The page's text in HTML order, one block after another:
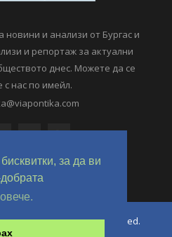
за да ви
новини и анализи от Бургас и
и репортаж за актуални
днес. Можете да се
с нас по имейл.
All Rights Reserved.